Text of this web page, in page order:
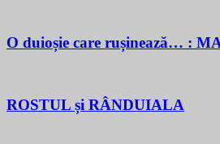
O duioșie care rușinează… :
ROSTUL și RÂNDUIALA